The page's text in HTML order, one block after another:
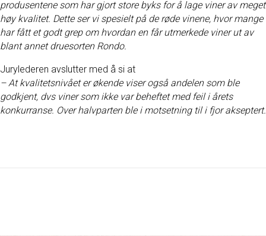
produsentene som har gjort store byks for å lage viner av meget
høy kvalitet. Dette servi spesielt på de røde vinene, hvor mange
har fått et godt grep om hvordan en fårutmerkede viner ut av
blant annet druesorten Rondo.
Jurylederen avslutter med å si at
– At kvalitetsnivået er økende viser også andelen som ble
godkjent, dvs viner som ikke var beheftet med feil i årets
konkurranse. Over halvparten ble i motsetning til i fjor akseptert.